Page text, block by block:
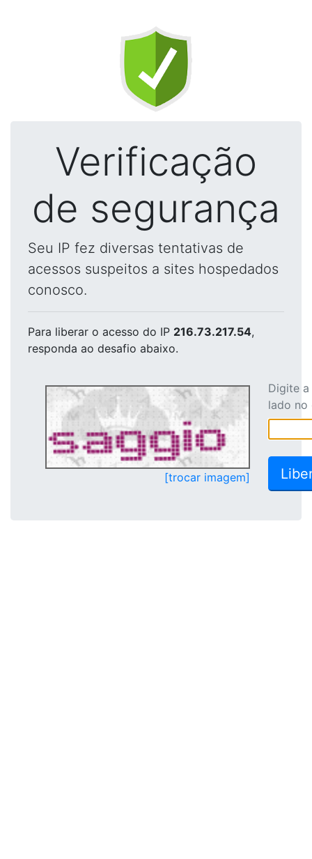
Verificação
de segurança
Seu IP fez diversas tentativas de
acessos suspeitos a sites hospedados
conosco.
Para liberar o acesso do IP 216.73.217.54,
responda ao desafio abaixo.
[trocar imagem]
Digite
lado no